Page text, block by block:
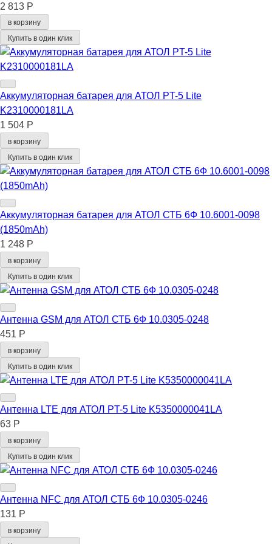
2 813 Р
в корзину
Купить в один клик
Аккумуляторная батарея для АТОЛ PT-5 Lite
K2310000181LA
1 504 Р
в корзину
Купить в один клик
Аккумуляторная батарея для АТОЛ СТБ 6Ф 10.6001-0098
(1850mAh)
1 248 Р
в корзину
Купить в один клик
Антенна GSM для АТОЛ СТБ 6Ф 10.0305-0248
451 Р
в корзину
Купить в один клик
Антенна LTE для АТОЛ PT-5 Lite K5350000041LA
63 Р
в корзину
Купить в один клик
Антенна NFC для АТОЛ СТБ 6Ф 10.0305-0246
131 Р
в корзину